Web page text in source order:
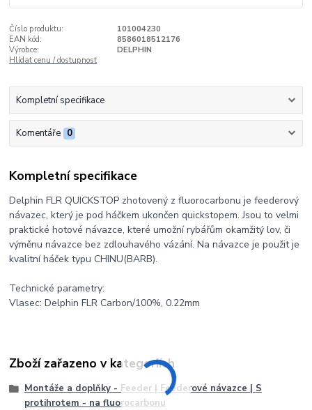
Číslo produktu:
101004230
EAN kód:
8586018512176
Výrobce:
DELPHIN
Hlídat cenu / dostupnost
Kompletní specifikace
Komentáře 0
Kompletní specifikace
Delphin FLR QUICKSTOP zhotovený z fluorocarbonu je feederový
návazec, který je pod háčkem ukončen quickstopem. Jsou to velmi
praktické hotové návazce, které umožní rybářům okamžitý lov, či
výměnu návazce bez zdlouhavého vázání. Na návazce je použit je
kvalitní háček typu CHINU(BARB).
Technické parametry:
Vlasec: Delphin FLR Carbon/100%, 0.22mm
Zboží zařazeno v kategoriích
Montáže a doplňky - Feeder | Feederové návazce | S
protihrotem - na fluorocarbonu